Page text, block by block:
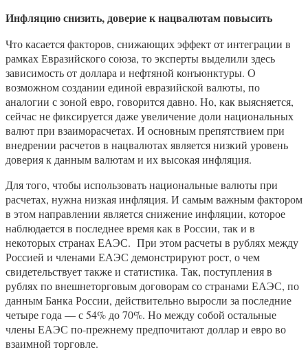
Инфляцию снизить, доверие к нацвалютам повысить
Что касается факторов, снижающих эффект от интеграции в
рамках Евразийского союза, то эксперты выделили здесь
зависимость от доллара и нефтяной конъюнктуры. О
возможном создании единой евразийской валюты, по
аналогии с зоной евро, говорится давно. Но, как выясняется,
сейчас не фиксируется даже увеличение доли национальных
валют при взаиморасчетах. И основным препятствием при
внедрении расчетов в нацвалютах является низкий уровень
доверия к данным валютам и их высокая инфляция.
Для того, чтобы использовать национальные валюты при
расчетах, нужна низкая инфляция. И самым важным фактором
в этом направлении является снижение инфляции, которое
наблюдается в последнее время как в России, так и в
некоторых странах ЕАЭС. При этом расчеты в рублях между
Россией и членами ЕАЭС демонстрируют рост, о чем
свидетельствует также и статистика. Так, поступления в
рублях по внешнеторговым договорам со странами ЕАЭС, по
данным Банка России, действительно выросли за последние
четыре года — с 54% до 70%. Но между собой остальные
члены ЕАЭС по-прежнему предпочитают доллар и евро во
взаимной торговле.